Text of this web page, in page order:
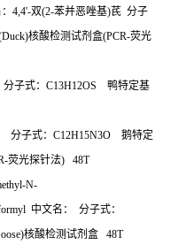
4,4'-双(2-苯并恶唑基)芪 分子
核酸检测试剂盒(PCR-荧光
分子式： C13H12OS 鸭特定基
分子式： C12H15N3O 鹅特定
荧光探针法) 48T
N-
中文名：
分子式：
核酸检测试剂盒 48T